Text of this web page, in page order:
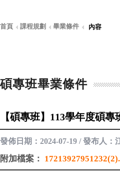
首頁 課程規劃 畢業條件 內容
碩專班畢業條件
【碩專班】113學年度碩
發佈日期：2024-07-19 / 發布人：
附加檔案：